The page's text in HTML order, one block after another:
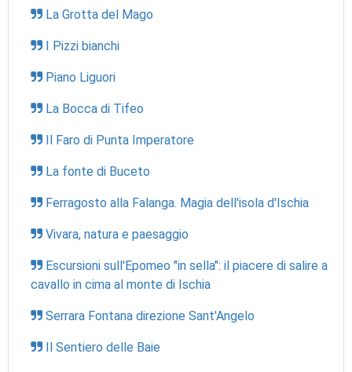
La Grotta del Mago
I Pizzi bianchi
Piano Liguori
La Bocca di Tifeo
Il Faro di Punta Imperatore
La fonte di Buceto
Ferragosto alla Falanga. Magia dell'isola d'Ischia
Vivara, natura e paesaggio
Escursioni sull'Epomeo "in sella": il piacere di salire a
cavallo in cima al monte di Ischia
Serrara Fontana direzione Sant'Angelo
Il Sentiero delle Baie